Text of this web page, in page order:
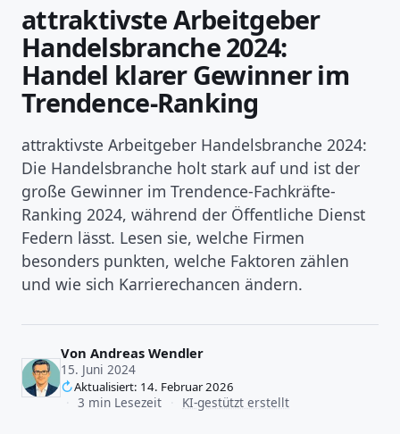
attraktivste Arbeitgeber
Handelsbranche 2024:
Handel klarer Gewinner im
Trendence-Ranking
attraktivste Arbeitgeber Handelsbranche 2024:
Die Handelsbranche holt stark auf und ist der
große Gewinner im Trendence-Fachkräfte-
Ranking 2024, während der Öffentliche Dienst
Federn lässt. Lesen sie, welche Firmen
besonders punkten, welche Faktoren zählen
und wie sich Karrierechancen ändern.
Von Andreas Wendler
15. Juni 2024
Aktualisiert: 14. Februar 2026
3 min Lesezeit KI-gestützt erstellt